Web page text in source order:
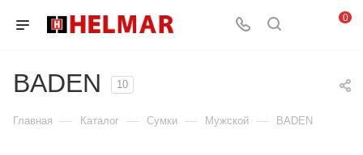
0
BADEN 10
Главная — Каталог — Сумки — Мужской — BADEN